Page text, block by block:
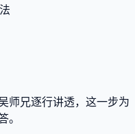
师兄逐行讲透，这一步为
。